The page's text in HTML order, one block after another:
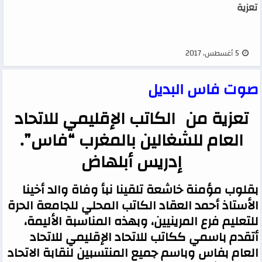
تعزية
صوت فاس البديل
تعزية من الكاتب الإقليمي للاتحاد
العام للشغالين بالمغرب “فاس”.
إدريس أبلهاض
بقلوب مؤمنة خاشعة تلقينا نبأ وفاة والد أخينا
الأستاذ أحمد العقاد الكاتب المحلي للجامعة الحرة
للتعليم فرع المرينيين، وبهذه المناسبة الأليمة،
أتقدم باسمي ككاتب للاتحاد الإقليمي للاتحاد
العام بفاس وباسم جميع المنتسبين لنقابة الاتحاد